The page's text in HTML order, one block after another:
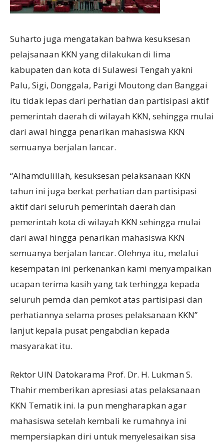
Suharto juga mengatakan bahwa kesuksesan
pelajsanaan KKN yang dilakukan di lima
kabupaten dan kota di Sulawesi Tengah yakni
Palu, Sigi, Donggala, Parigi Moutong dan Banggai
itu tidak lepas dari perhatian dan partisipasi aktif
pemerintah daerah di wilayah KKN, sehingga mulai
dari awal hingga penarikan mahasiswa KKN
semuanya berjalan lancar.
“Alhamdulillah, kesuksesan pelaksanaan KKN
tahun ini juga berkat perhatian dan partisipasi
aktif dari seluruh pemerintah daerah dan
pemerintah kota di wilayah KKN sehingga mulai
dari awal hingga penarikan mahasiswa KKN
semuanya berjalan lancar. Olehnya itu, melalui
kesempatan ini perkenankan kami menyampaikan
ucapan terima kasih yang tak terhingga kepada
seluruh pemda dan pemkot atas partisipasi dan
perhatiannya selama proses pelaksanaan KKN”
lanjut kepala pusat pengabdian kepada
masyarakat itu.
Rektor UIN Datokarama Prof. Dr. H. Lukman S.
Thahir memberikan apresiasi atas pelaksanaan
KKN Tematik ini. Ia pun mengharapkan agar
mahasiswa setelah kembali ke rumahnya ini
mempersiapkan diri untuk menyelesaikan sisa